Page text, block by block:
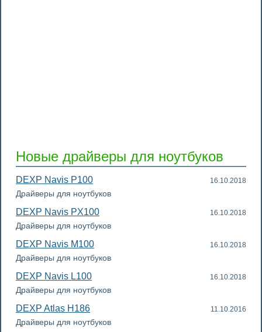
Новые драйверы для ноутбуков
DEXP Navis P100 16.10.2018
Драйверы для ноутбуков
DEXP Navis PX100 16.10.2018
Драйверы для ноутбуков
DEXP Navis M100 16.10.2018
Драйверы для ноутбуков
DEXP Navis L100 16.10.2018
Драйверы для ноутбуков
DEXP Atlas H186 11.10.2016
Драйверы для ноутбуков